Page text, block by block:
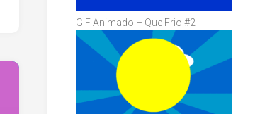
GIF Animado – Que Frio #2